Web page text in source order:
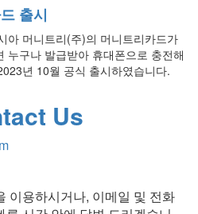
출시
아 머니트리(주)의 머니트리카드가
누구나 발급받아 휴대폰으로 충전해
년 10월 공식 출시하였습니다.
Us
이용하시거나, 이메일 및 전화